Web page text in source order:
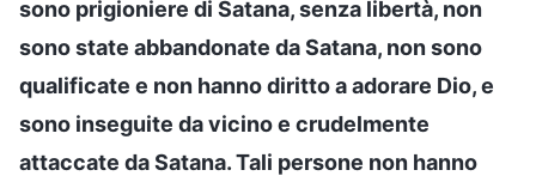
sono prigioniere di Satana, senza libertà, non
sono state abbandonate da Satana, non sono
qualificate e non hanno diritto a adorare Dio, e
sono inseguite da vicino e crudelmente
attaccate da Satana. Tali persone non hanno